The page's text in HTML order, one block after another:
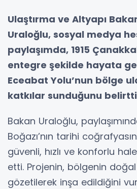
Ulaştırma ve Altyapı
Uraloğlu, sosyal medya
paylaşımda, 1915
entegre şekilde hayata
Eceabat Yolu’nun bölge
katkılar sunduğunu belirtti
Bakan Uraloğlu,
Boğazı’nın tarihi
güvenli, hızlı ve konforlu
etti. Projenin, bölgenin
gözetilerek inşa edildiğini